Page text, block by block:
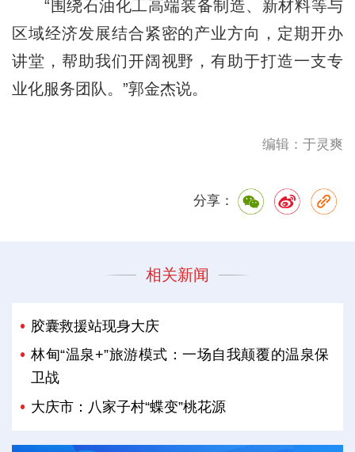
“围绕石油化工高端装备制造、新材料等与
区域经济发展结合紧密的产业方向，定期开办
讲堂，帮助我们开阔视野，有助于打造一支专
业化服务团队。”郭金杰说。
编辑：于灵爽
分享：
相关新闻
胶囊救援站现身大庆
林甸“温泉+”旅游模式：一场自我颠覆的温泉保
卫战
大庆市：八家子村“蝶变”桃花源